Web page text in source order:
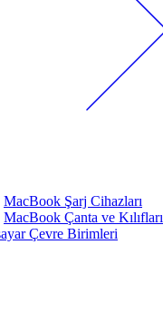
MacBook Şarj Cihazları
MacBook Çanta ve Kılıfları
Çevre Birimleri